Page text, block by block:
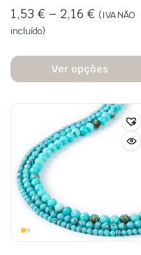
1,53 € – 2,16 € (IVA NÃO
incluído)
Ver opções